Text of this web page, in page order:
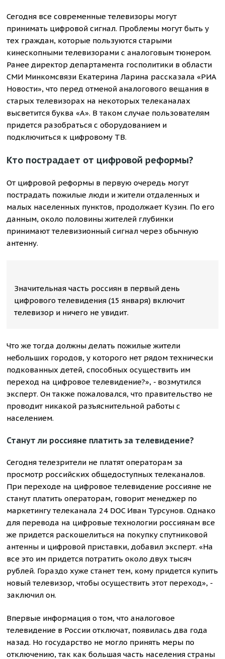
Сегодня все современные телевизоры могут
принимать цифровой сигнал. Проблемы могут быть у
тех граждан, которые пользуются старыми
кинескопными телевизорами с аналоговым тюнером.
Ранее директор департамента госполитики в области
СМИ Минкомсвязи Екатерина Ларина рассказала «РИА
Новости», что перед отменой аналогового вещания в
старых телевизорах на некоторых телеканалах
высветится буква «А». В таком случае пользователям
придется разобраться с оборудованием и
подключиться к цифровому ТВ.
Кто пострадает от цифровой реформы?
От цифровой реформы в первую очередь могут
пострадать пожилые люди и жители отдаленных и
малых населенных пунктов, продолжает Кузин. По его
данным, около половины жителей глубинки
принимают телевизионный сигнал через обычную
антенну.
Значительная часть россиян в первый день
цифрового телевидения (15 января) включит
телевизор и ничего не увидит.
Что же тогда должны делать пожилые жители
небольших городов, у которого нет рядом технически
подкованных детей, способных осуществить им
переход на цифровое телевидение?», - возмутился
эксперт. Он также пожаловался, что правительство не
проводит никакой разъяснительной работы с
населением.
Станут ли россияне платить за телевидение?
Сегодня телезрители не платят операторам за
просмотр российских общедоступных телеканалов.
При переходе на цифровое телевидение россияне не
станут платить операторам, говорит менеджер по
маркетингу телеканала 24 DOC Иван Турсунов. Однако
для перевода на цифровые технологии россиянам все
же придется раскошелиться на покупку спутниковой
антенны и цифровой приставки, добавил эксперт. «На
все это им придется потратить около двух тысяч
рублей. Гораздо хуже станет тем, кому придется купить
новый телевизор, чтобы осуществить этот переход», -
заключил он.
Впервые информация о том, что аналоговое
телевидение в России отключат, появилась два года
назад. Но государство не могло принять меры по
отключению, так как большая часть населения страны